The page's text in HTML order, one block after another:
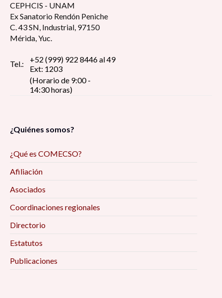
CEPHCIS - UNAM
Ex Sanatorio Rendón Peniche
C. 43 SN, Industrial, 97150
Mérida, Yuc.
Tel.:
+52 (999) 922 8446 al 49
Ext: 1203
(Horario de 9:00 -
14:30 horas)
¿Quiénes somos?
¿Qué es COMECSO?
Afiliación
Asociados
Coordinaciones regionales
Directorio
Estatutos
Publicaciones